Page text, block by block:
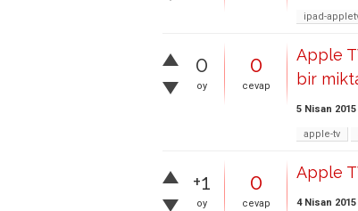
ipad-
0
oy
0
cevap
Apple
bir
5 Nisan 2015
apple-tv
+1
oy
0
cevap
Apple
4 Nisan 2015